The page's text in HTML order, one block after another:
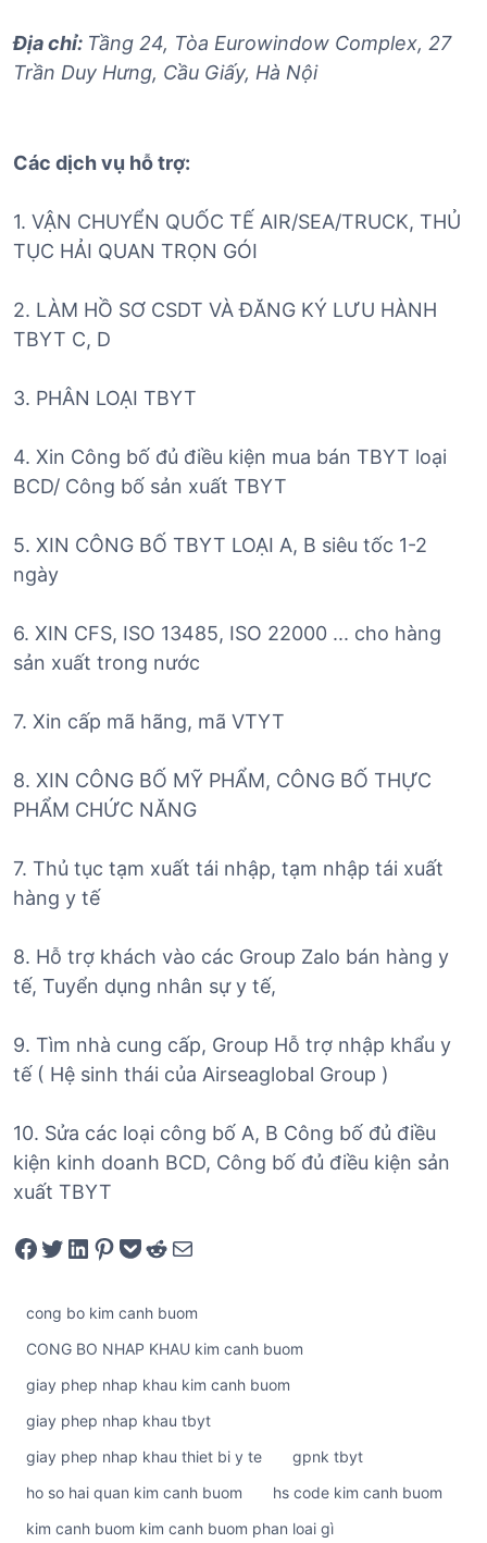
Địa chỉ: Tầng 24, Tòa Eurowindow Complex, 27
Trần Duy Hưng, Cầu Giấy, Hà Nội
Các dịch vụ hỗ trợ:
1. VẬN CHUYỂN QUỐC TẾ AIR/SEA/TRUCK, THỦ
TỤC HẢI QUAN TRỌN GÓI
2. LÀM HỒ SƠ CSDT VÀ ĐĂNG KÝ LƯU HÀNH
TBYT C, D
3. PHÂN LOẠI TBYT
4. Xin Công bố đủ điều kiện mua bán TBYT loại
BCD/ Công bố sản xuất TBYT
5. XIN CÔNG BỐ TBYT LOẠI A, B siêu tốc 1-2
ngày
6. XIN CFS, ISO 13485, ISO 22000 ... cho hàng
sản xuất trong nước
7. Xin cấp mã hãng, mã VTYT
8. XIN CÔNG BỐ MỸ PHẨM, CÔNG BỐ THỰC
PHẨM CHỨC NĂNG
7. Thủ tục tạm xuất tái nhập, tạm nhập tái xuất
hàng y tế
8. Hỗ trợ khách vào các Group Zalo bán hàng y
tế, Tuyển dụng nhân sự y tế,
9. Tìm nhà cung cấp, Group Hỗ trợ nhập khẩu y
tế ( Hệ sinh thái của Airseaglobal Group )
10. Sửa các loại công bố A, B Công bố đủ điều
kiện kinh doanh BCD, Công bố đủ điều kiện sản
xuất TBYT
Share on Facebook Tweet on Twitter Share on LinkedIn Pin on Pinterest Save to pocket Share on Reddit Share via Email
cong bo kim canh buom
CONG BO NHAP KHAU kim canh buom
giay phep nhap khau kim canh buom
giay phep nhap khau tbyt
giay phep nhap khau thiet bi y te
gpnk tbyt
ho so hai quan kim canh buom
hs code kim canh buom
kim canh buom kim canh buom phan loai gì